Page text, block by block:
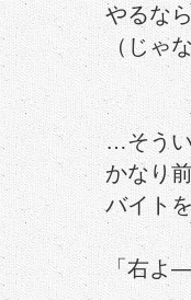
やるな
（じゃ
…そう
かなり
バイト
「右よ